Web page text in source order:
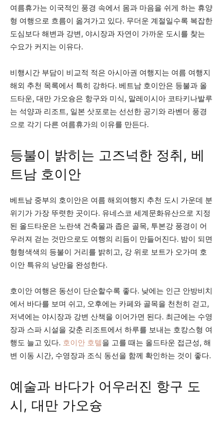
여름휴가는 이국적인 풍경 속에서 몸과 마음을 쉬게 하는 휴양
형 여행으로 흐름이 옮겨가고 있다. 무더운 계절일수록 복잡한
도심보다 해변과 강변, 야시장과 자연이 가까운 도시를 찾는
수요가 커지는 이유다.
비행시간 부담이 비교적 적은 아시아권 여행지는 여름 여행지
해외 추천 목록에서 특히 강하다. 베트남 호이안은 등불과 올
드타운, 대만 가오슝은 항구와 미식, 말레이시아 코타키나발루
는 석양과 리조트, 일본 삿포로는 선선한 공기와 라벤더 풍경
으로 각기 다른 여름휴가의 이유를 만든다.
등불이 밝히는 고즈넉한 정취, 베
트남 호이안
베트남 중부의 호이안은 여름 해외여행지 추천 도시 가운데 분
위기가 가장 뚜렷한 곳이다. 유네스코 세계문화유산으로 지정
된 올드타운은 노란색 건축물과 좁은 골목, 투본강 풍경이 어
우러져 걷는 것만으로도 여행의 리듬이 만들어진다. 밤이 되면
형형색색의 등불이 거리를 밝히고, 강 위로 보트가 오가며 호
이안 특유의 낭만을 완성한다.
호이안 여행은 동선이 단순할수록 좋다. 낮에는 인근 안방비치
에서 바다를 보며 쉬고, 오후에는 카페와 골목을 천천히 걷고,
저녁에는 야시장과 강변 산책을 이어가면 된다. 최근에는 수영
장과 스파 시설을 갖춘 리조트에서 하루를 보내는 호캉스형 여
행도 늘고 있다. 호이안 호텔을 고를 때는 올드타운 접근성, 해
변 이동 시간, 수영장과 조식 동선을 함께 확인하는 것이 좋다.
예술과 바다가 어우러진 항구 도
시, 대만 가오슝